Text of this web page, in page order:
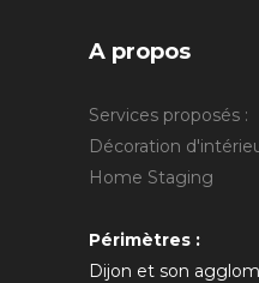
A propos
Services proposés :
Décoration
Home Staging
Périmètres :
Dijon et son